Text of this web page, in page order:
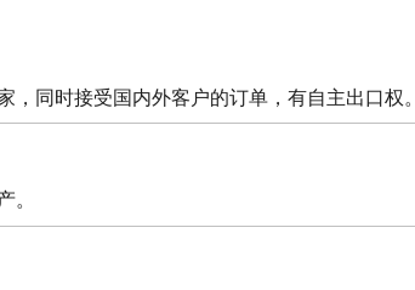
同时接受国内外客户的订单，有自主出口权。